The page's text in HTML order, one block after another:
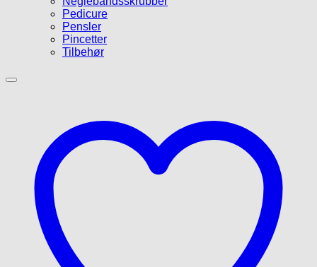
Pedicure
Pensler
Pincetter
Tilbehør